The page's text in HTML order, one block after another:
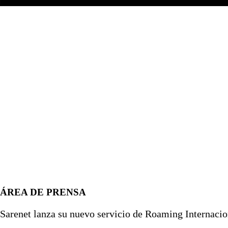
ÁREA DE PRENSA
Sarenet lanza su nuevo servicio de Roaming